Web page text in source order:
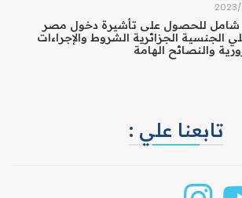
شامل للحصول على تأشيرة دخول مصر
الجنسية الجزائرية الشروط والإجراءات
والنصائح الهامة
تابعنا علي :